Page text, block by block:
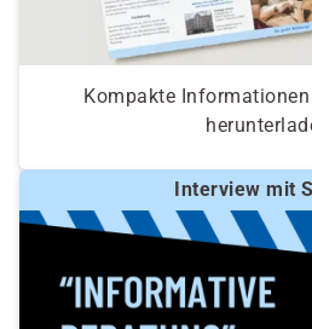
Kompakte
Interview mit